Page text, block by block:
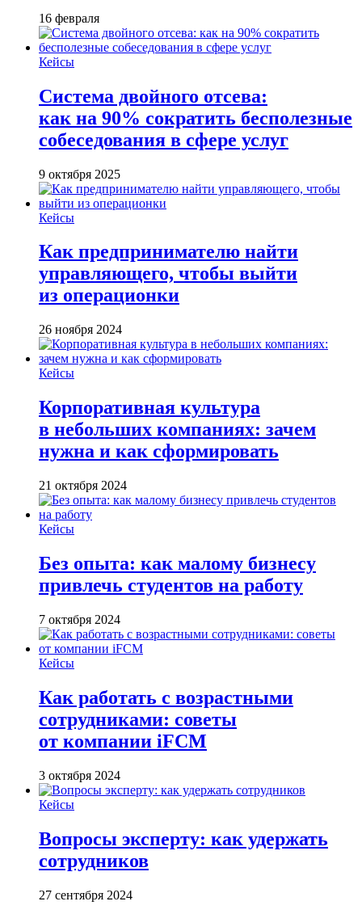
16 февраля
Кейсы
Система двойного отсева:
как на 90% сократить бесполезные
собеседования в сфере услуг
9 октября 2025
Кейсы
Как предпринимателю найти
управляющего, чтобы выйти
из операционки
26 ноября 2024
Кейсы
Корпоративная культура
в небольших компаниях: зачем
нужна и как сформировать
21 октября 2024
Кейсы
Без опыта: как малому бизнесу
привлечь студентов на работу
7 октября 2024
Кейсы
Как работать с возрастными
сотрудниками: советы
от компании iFCM
3 октября 2024
Кейсы
Вопросы эксперту: как удержать
сотрудников
27 сентября 2024